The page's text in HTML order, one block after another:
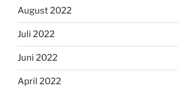
August 2022
Juli 2022
Juni 2022
April 2022